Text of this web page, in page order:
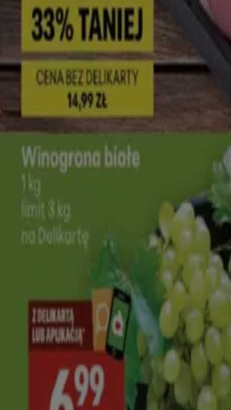
Nowy
Stokrotka
Wygasa 12.08Wołomin
Stokrotka
Supermarket
Wygasa 12.08
Nowy
Wygasa 12.08Wołomin
Nowy
JYSK
Oszczędzaj teraz dzięki naszym ofertom
Wygasa 20.08 Wołomin
Przewidywane